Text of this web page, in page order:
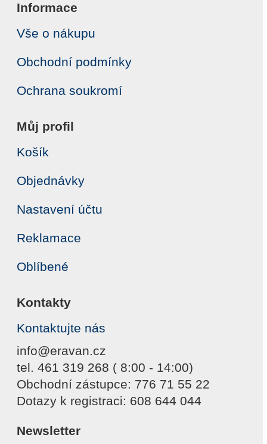
Informace
Vše o nákupu
Obchodní podmínky
Ochrana soukromí
Můj profil
Košík
Objednávky
Nastavení účtu
Reklamace
Oblíbené
Kontakty
Kontaktujte nás
info@eravan.cz
tel. 461 319 268 ( 8:00 - 14:00)
Obchodní zástupce: 776 71 55 22
Dotazy k registraci: 608 644 044
Newsletter